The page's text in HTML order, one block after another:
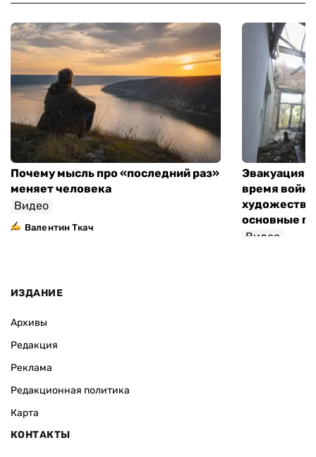
Почему мысль про «последний раз»
меняет человека
Видео
Валентин Ткач
Эвакуация
время
основные
Видео
ИЗДАНИЕ
Архивы
Редакция
Реклама
Редакционная политика
Карта
КОНТАКТЫ